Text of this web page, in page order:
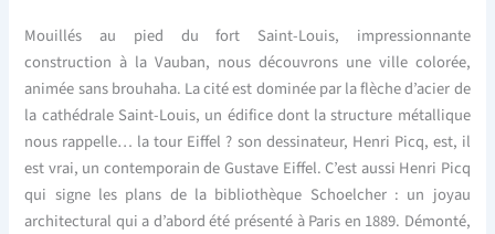
Mouillés au pied du fort Saint-Louis, impressionnante
construction à la Vauban, nous découvrons une ville colorée,
animée sans brouhaha. La cité est dominée par la flèche d’acier de
la cathédrale Saint-Louis, un édifice dont la structure métallique
nous rappelle… la tour Eiffel ? son dessinateur, Henri Picq, est, il
est vrai, un contemporain de Gustave Eiffel. C’est aussi Henri Picq
qui signe les plans de la bibliothèque Schoelcher : un joyau
architectural qui a d’abord été présenté à Paris en 1889. Démonté,